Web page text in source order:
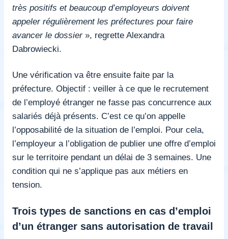
très positifs et beaucoup d’employeurs doivent
appeler régulièrement les préfectures pour faire
avancer le dossier», regrette Alexandra
Dabrowiecki.
Une vérification va être ensuite faite par la
préfecture. Objectif : veiller à ce que le recrutement
de l’employé étranger ne fasse pas concurrence aux
salariés déjà présents. C’est ce qu’on appelle
l’opposabilité de la situation de l’emploi. Pour cela,
l’employeur a l’obligation de publier une offre d’emploi
sur le territoire pendant un délai de 3 semaines. Une
condition qui ne s’applique pas aux métiers en
tension.
Trois types de sanctions en cas d’emploi
d’un étranger sans autorisation de travail